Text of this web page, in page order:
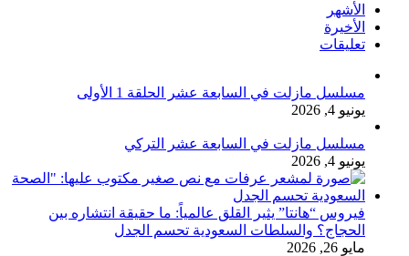
الأشهر
الأخيرة
تعليقات
مسلسل مازلت في السابعة عشر الحلقة 1 الأولى
يونيو 4, 2026
مسلسل مازلت في السابعة عشر التركي
يونيو 4, 2026
فيروس “هانتا” يثير القلق عالمياً: ما حقيقة انتشاره بين
الحجاج؟ والسلطات السعودية تحسم الجدل
مايو 26, 2026